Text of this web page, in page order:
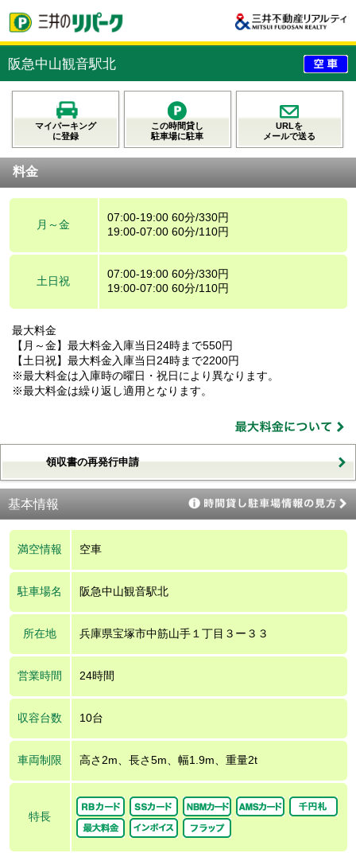
阪急中山観音駅北
マイパーキング
に登録
この時間貸し
駐車場に駐車
URLを
メールで送る
料金
月～金
07:00-19:00 60分/330円
19:00-07:00 60分/110円
土日祝
07:00-19:00 60分/330円
19:00-07:00 60分/110円
最大料金
【月～金】最大料金入庫当日24時まで550円
【土日祝】最大料金入庫当日24時まで2200円
※最大料金は入庫時の曜日・祝日により異なります。
※最大料金は繰り返し適用となります。
領収書の再発行申請
基本情報
満空情報 空車
駐車場名 阪急中山観音駅北
所在地 兵庫県宝塚市中筋山手１丁目３ー３３
営業時間 24時間
収容台数 10台
車両制限 高さ2m、長さ5m、幅1.9m、重量2t
特長